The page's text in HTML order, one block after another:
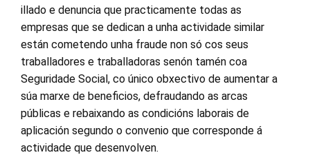
illado e denuncia que practicamente todas as
empresas que se dedican a unha actividade similar
están cometendo unha fraude non só cos seus
traballadores e traballadoras senón tamén coa
Seguridade Social, co único obxectivo de aumentar a
súa marxe de beneficios, defraudando as arcas
públicas e rebaixando as condicións laborais de
aplicación segundo o convenio que corresponde á
actividade que desenvolven.